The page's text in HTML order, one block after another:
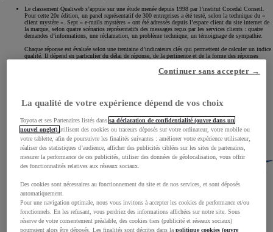
Le classement Qualiweb s’appuie sur une étude menée depuis 1998 par l’institut Cocedal Conseil.
Pour cette 20e édition, un panel représentatif de 300 entreprises a été testé, selon la technique du «
client mystère ». Sept « e-mails mystères » ont été adressés depuis l’espace client du site internet de
la marque, selon quatre scénarios représentatifs des messages reçus par les services clients : quatre
demandes d’informations, une réclamation, un problème technique, un témoignage de sympathie.
Chaque réponse est évaluée selon une trentaine d’indicateurs clés qui permettent de calculer un indice
qualité. Il dépend en particulier du délai de réponse, de la pertinence et de la forme des réponses
La qualité de votre expérience dépend de vos choix
Toyota et ses Partenaires listés danssa déclaration de confidentialité (ouvre dans un
nouvel onglet) utilisent des cookies ou traceurs déposés sur votre ordinateur, votre mobile ou
votre tablette, afin de poursuivre les finalités suivantes : améliorer votre expérience utilisateur,
réaliser des statistiques d’audience, afficher des publicités ciblées sur les sites de partenaires,
mesurer la performance de ces publicités, utiliser des données de géolocalisation, vous offrir
des fonctionnalités relatives aux réseaux sociaux.
Des cookies sont nécessaires au fonctionnement du site et de nos services, et sont déposés
automatiquement.
Pour une navigation optimale, nous vous invitons à accepter les cookies de performance et/ou
fonctionnels. En les refusant, vous perdriez des informations affichées sur notre site. Sous
réserve de votre consentement préalable, des cookies tiers (publicité et réseaux sociaux)
pourraient alors être déposés. Les finalités sont décrites dans lapolitique cookies (ouvre
Continuer sans accepter →